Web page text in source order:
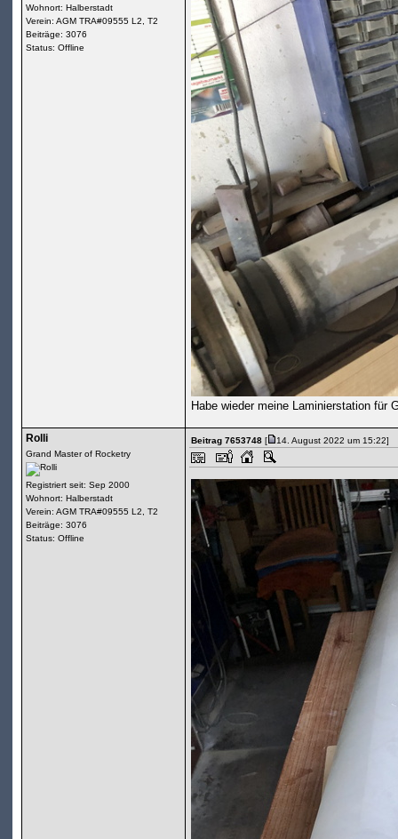
Wohnort: Halberstadt
Verein: AGM TRA#09555 L2, T2
Beiträge: 3076
Status: Offline
Habe wieder meine Laminierstation für
Rolli
Grand Master of Rocketry
Registriert seit: Sep 2000
Wohnort: Halberstadt
Verein: AGM TRA#09555 L2, T2
Beiträge: 3076
Status: Offline
Beitrag 7653748[ 14. August 2022 um 15:22]